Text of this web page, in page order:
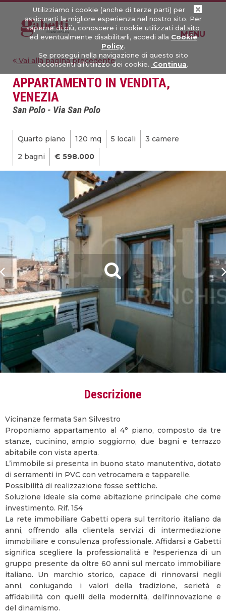
Toggle
MENU
Vai alla pagina precedente
APPARTAMENTO IN VENDITA,
VENEZIA
San Polo - Via San Polo
Quarto piano 120 mq 5 locali
3 camere
2 bagni
€ 598.000
Descrizione
Vicinanze fermata San Silvestro
Proponiamo appartamento al 4° piano, composto da tre
stanze, cucinino, ampio soggiorno, due bagni e terrazzo
abitabile con vista aperta.
L’immobile si presenta in buono stato manutentivo, dotato
di serramenti in PVC con vetrocamera e tapparelle.
Possibilità di realizzazione fosse settiche.
Soluzione ideale sia come abitazione principale che come
investimento. Rif. 154
La rete immobiliare Gabetti opera sul territorio italiano da
anni, offrendo alla clientela servizi di intermediazione
immobiliare e consulenza professionale. Affidarsi a Gabetti
significa scegliere la professionalità e l'esperienza di un
gruppo presente da oltre 60 anni sul mercato immobiliare
italiano. Un marchio storico, capace di rinnovarsi negli
anni, coniugando i valori della tradizione, serietà e
affidabilità con quelli della modernità, dell'innovazione e
del dinamismo.
Utilizziamo i cookie (anche di terze parti) per
assicurarti la migliore esperienza nel nostro sito. Per
saperne di più, conoscere i cookie utilizzati dal sito
ed eventualmente disabilitarli, accedi alla Cookie
Policy.
Se prosegui nella navigazione di questo sito
acconsenti all’utilizzo dei cookie.. Continua.